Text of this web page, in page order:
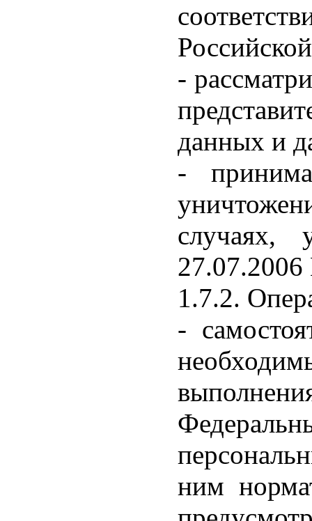
-
данных и
-
случаях,
1.7.2.
-
ним